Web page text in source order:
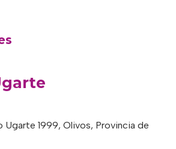
Ugarte 1999, Olivos, Provincia de